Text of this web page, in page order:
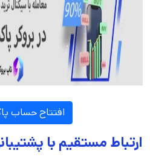
افتتاح حساب
ارتباط مستقیم با